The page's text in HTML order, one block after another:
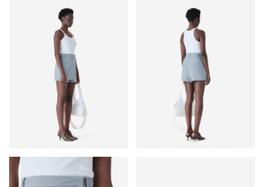
• Юбка-шорты
• Облегающий крой
• Ряд контрастных пуговиц сбоку
• Прорезной карман с листочкой спереди
• Шлевки для ремня
• Основные материалы: 53% полиэстер, 43% шерсть, 4% эластан
• Подкладка: 100% вискоза
• Сделано в Турции
Рост модели — 179 см, размер на модели — 36 (FR).